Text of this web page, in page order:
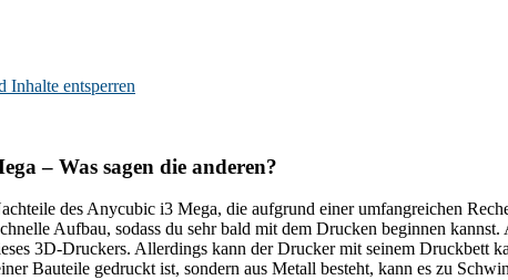
Inhalte entsperren
Mega – Was sagen die anderen?
des Anycubic i3 Mega, die aufgrund einer umfangreichen
Aufbau, sodass du sehr bald mit dem Drucken beginnen
3D-Druckers. Allerdings kann der Drucker mit seinem Druckbett
Bauteile gedruckt ist, sondern aus Metall besteht, kann es zu